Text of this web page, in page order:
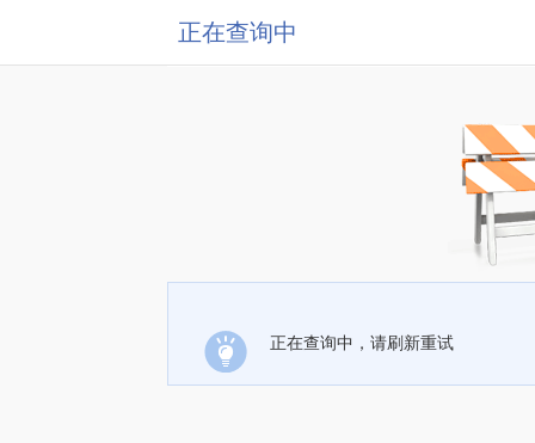
正在查询中
正在查询中，请刷新重试